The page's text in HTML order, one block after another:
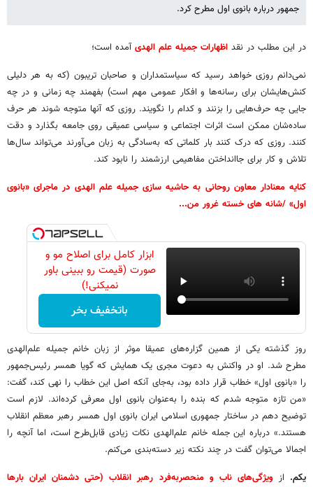
جمهور درباره بانوی اول مطرح کرد.
در این مطلب در نقد اظهارات جمیله علم الهدی آمده است؛
نمی‌دانم روزی خواهد رسید که سیاستمداران و صاحبان تریبون (که به هر دلیلی
کنش‌هایشان برای رسانه‌ها و افکار عمومی مهم است) بفهمند چه زمانی و در چه
جایی چه حرف‌هایی را بزنند و کدام را نگویند. روزی که آنها متوجه شوند هر حرف
ساده‌شان ممکن است اثرات اجتماعی و سیاسی عمیقی روی جامعه بگذارد و دقت
کنند. روزی که درک کنند بار کلماتی که به‌سادگی به زبان می‌آورند می‌تواند سال‌ها
تلاش و کار برای جاانداختن مفاهیمی ارزشمند را نابود کند.
کنایه معنادار معاون روحانی به حاشیه سازی جمیله علم الهدی در ماجرای «بانوی
اول» /شانه های خسته غرور من...
ابزار کامل برای اصلاح مو و
صورت (قیمت رو ببینی باور
نمیکنی!)
باتخفیف بخر
روز گذشته یکی از همین گزاره‌های عمیقا موثر از زبان خانم جمیله علم‌الهدی
مطرح شد. او در واکنش به دعوت مجری یک همایش که گویا همسر رئیس‌جمهور
را «بانوی اول» خطاب قرار داده بود، به‌جای آنکه اصل این خطاب را نهی کند، گفت:
«من تازه متوجه شدم که بنده را به‌عنوان بانوی اول معرفی کرده‌اند. لازم است
توضیح دهم در ساختار جمهوری اسلامی ایران بانوی اول همسر رهبر معظم انقلاب
هستند.» درباره این جمله خانم علم‌الهدی نکات زیادی قابل‌طرح است، اما آنچه را
اجمالا می‌توان گفت در چند نکته زیر دسته‌بندی می‌کنم.
یکم. ازویژگی‌های ناب و منحصربه‌فرد رهبر انقلاب (حتی دشمنان ایران بارها